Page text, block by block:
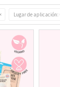
Lugar de aplicación: